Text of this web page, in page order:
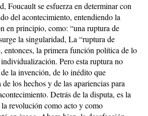
Foucault se esfuerza en determinar con
del acontecimiento, entendiendo la
en principio, como: “una ruptura de
la singularidad, La “ruptura de
entonces, la primera función política de lo
Pero esta ruptura no
la invención, de lo inédito que
los hechos y de las apariencias para
Detrás de la disputa, es la
revolución como acto y como